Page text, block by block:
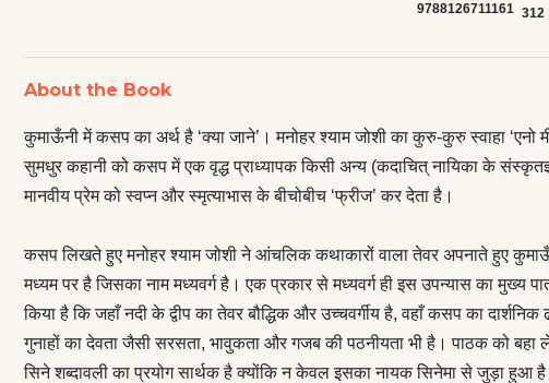
कुमाऊँनी जीवन का
रेखांकित किया है कि जहाँ
दार्शनिक ढाँचा
पंडिताऊ शैली के बावजूद एक
प्रवाह का रहस्य लेखक के
किया है।’’ कसप के
सिनेमा से जुड़ा हुआ है बल्कि
काशी से लेकर 1980 के
साहित्य-सिनेमा अनुरागी
9788126711161 312
About the Book
कुमाऊँनी में कसप का अर्थ है ‘क्या जाने’। मनोहर श्याम जोशी का कुरु-कुरु स्वाहा
सुमधुर कहानी को कसप में एक वृद्ध प्राध्यापक किसी अन्य (कदाचित् नायिका के
मानवीय प्रेम को स्वप्न और स्मृत्याभास के बीचोबीच ‘फ्रीज’ कर देता है।
कसप लिखते हुए मनोहर श्याम जोशी ने आंचलिक कथाकारों वाला तेवर अपनाते हुए
मध्यम पर है जिसका नाम मध्यवर्ग है। एक प्रकार से मध्यवर्ग ही इस उपन्यास का मुख्य
किया है कि जहाँ नदी के द्वीप का तेवर बौद्धिक और उच्चवर्गीय है, वहाँ कसप का
गुनाहों का देवता जैसी सरसता, भावुकता और गजब की पठनीयता भी है। पाठक को
सिने शब्दावली का प्रयोग सार्थक है क्योंकि न केवल इसका नायक सिनेमा से जुड़ा हुआ